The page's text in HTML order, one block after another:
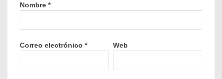
Nombre *
Correo electrónico * Web